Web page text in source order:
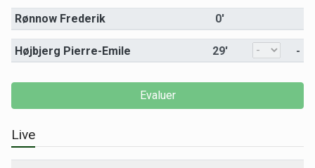
Rønnow Frederik 0'
Højbjerg Pierre-Emile 29' -
Live